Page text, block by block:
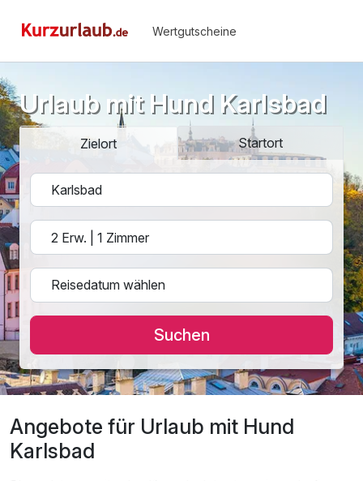
Wertgutscheine
Urlaub mit Hund Karlsbad
Zielort Startort
Suchen
Angebote für Urlaub mit Hund
Karlsbad